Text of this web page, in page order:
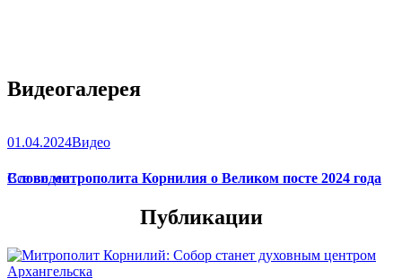
Видеогалерея
01.04.2024Видео
Слово митрополита Корнилия о Великом посте 2024 года
Все видео
Публикации